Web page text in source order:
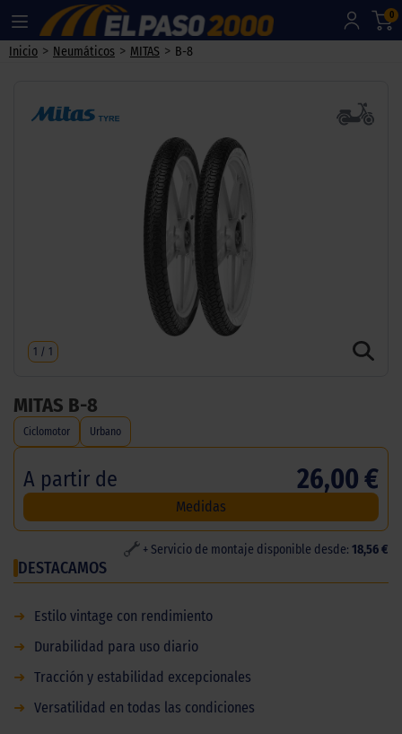
0
Inicio > Neumáticos > MITAS > B-8
1 / 1
MITAS B-8
Ciclomotor Urbano
A partir de 26,00 €
Medidas
+ Servicio de montaje disponible desde: 18,56 €
DESTACAMOS
➜
Estilo vintage con rendimiento
➜
Durabilidad para uso diario
➜ Tracción y estabilidad excepcionales
➜ Versatilidad en todas las condiciones